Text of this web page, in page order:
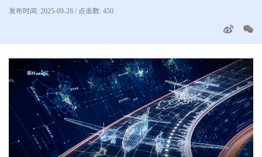
发布时间: 2025-09-28 / 点击数: 450